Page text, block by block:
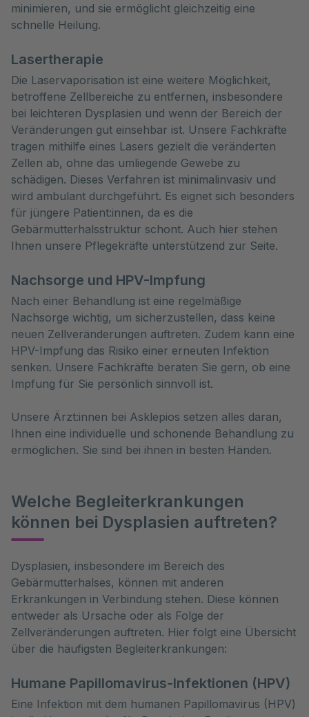
minimieren, und sie ermöglicht gleichzeitig eine
schnelle Heilung.
Lasertherapie
Die Laservaporisation ist eine weitere Möglichkeit,
betroffene Zellbereiche zu entfernen, insbesondere
bei leichteren Dysplasien und wenn der Bereich der
Veränderungen gut einsehbar ist. Unsere Fachkräfte
tragen mithilfe eines Lasers gezielt die veränderten
Zellen ab, ohne das umliegende Gewebe zu
schädigen. Dieses Verfahren ist minimalinvasiv und
wird ambulant durchgeführt. Es eignet sich besonders
für jüngere Patient:innen, da es die
Gebärmutterhalsstruktur schont. Auch hier stehen
Ihnen unsere Pflegekräfte unterstützend zur Seite.
Nachsorge und HPV-Impfung
Nach einer Behandlung ist eine regelmäßige
Nachsorge wichtig, um sicherzustellen, dass keine
neuen Zellveränderungen auftreten. Zudem kann eine
HPV-Impfung das Risiko einer erneuten Infektion
senken. Unsere Fachkräfte beraten Sie gern, ob eine
Impfung für Sie persönlich sinnvoll ist.
Unsere Ärzt:innen bei Asklepios setzen alles daran,
Ihnen eine individuelle und schonende Behandlung zu
ermöglichen. Sie sind bei ihnen in besten Händen.
Welche Begleiterkrankungen
können bei Dysplasien auftreten?
Dysplasien, insbesondere im Bereich des
Gebärmutterhalses, können mit anderen
Erkrankungen in Verbindung stehen. Diese können
entweder als Ursache oder als Folge der
Zellveränderungen auftreten. Hier folgt eine Übersicht
über die häufigsten Begleiterkrankungen:
Humane Papillomavirus-Infektionen (HPV)
Eine Infektion mit dem humanen Papillomavirus (HPV)